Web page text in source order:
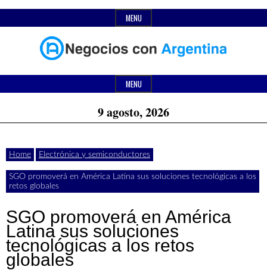
to
MENU
Negocios
con
Argentina
Últimas
noticias,
comunicados
actualidad
de
con
Argentina.
Header
MENU
9 agosto, 2026
Home Electrónica y semiconductores
SGO promoverá en América Latina sus soluciones tecnológicas a los
retos globales
SGO promoverá en América
Latina sus soluciones
tecnológicas a los retos
globales